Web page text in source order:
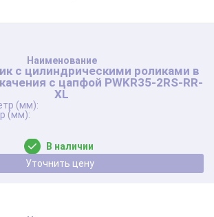
с цилиндрическими роликами в
с цапфой PWKR35-2RS-RR-
XL
В наличии
Уточнить цену